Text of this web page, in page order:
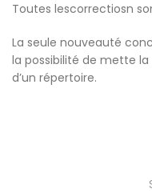
Toutes lescorrectiosn
La seule nouveauté
la possibilité de mette la
d’un répertoire.